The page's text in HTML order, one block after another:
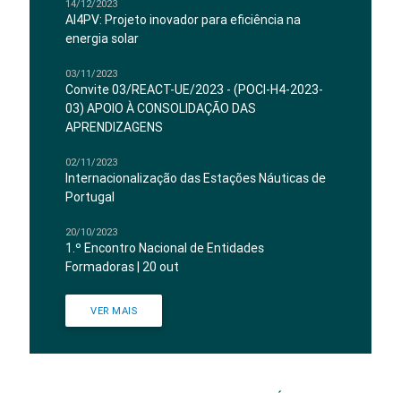
14/12/2023
AI4PV: Projeto inovador para eficiência na
energia solar
03/11/2023
Convite 03/REACT-UE/2023 - (POCI-H4-2023-
03) APOIO À CONSOLIDAÇÃO DAS
APRENDIZAGENS
02/11/2023
Internacionalização das Estações Náuticas de
Portugal
20/10/2023
1.º Encontro Nacional de Entidades
Formadoras | 20 out
VER MAIS